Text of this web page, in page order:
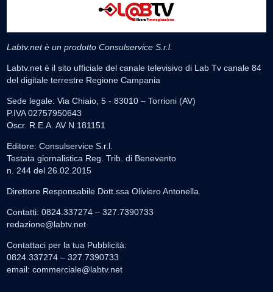
Labtv.net è un prodotto Consulservice S.r.l.
Labtv.net è il sito ufficiale del canale televisivo di Lab Tv canale 84
del digitale terrestre Regione Campania
Sede legale: Via Chiaio, 5 - 83010 – Torrioni (AV)
P.IVA 02757950643
Oscr. R.E.A. AV N.181151
Editore: Consulservice S.r.l.
Testata giornalistica Reg. Trib. di Benevento
n. 244 del 26.02.2015
Direttore Responsabile Dott.ssa Oliviero Antonella
Contatti: 0824.337274 – 327.7390733
redazione@labtv.net
Contattaci per la tua Pubblicità:
0824.337274 – 327.7390733
email: commerciale@labtv.net